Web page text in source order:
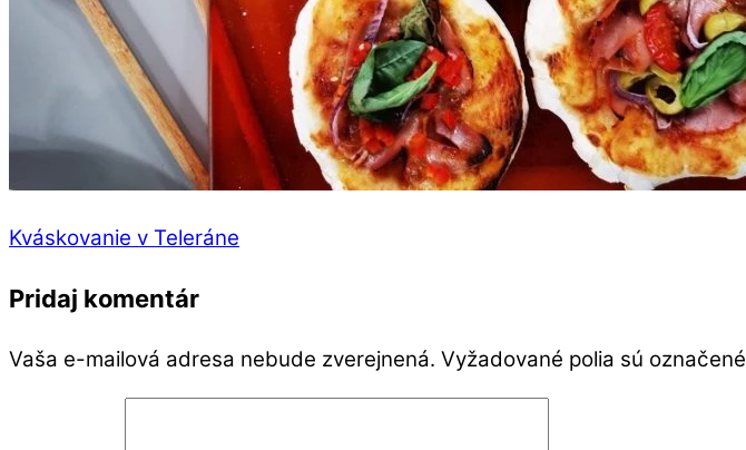
Kváskovanie v Teleráne
Pridaj komentár
Vaša e-mailová adresa nebude zverejnená. Vyžadované polia sú označené